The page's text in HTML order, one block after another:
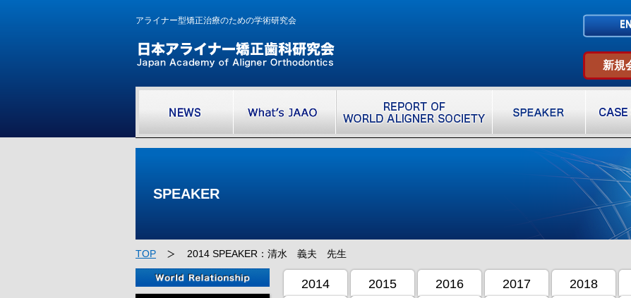
アライナー型矯正治療のための学術研究会
新規
SPEAKER
TOP 2014 SPEAKER：清水 義夫 先生
2014 2015 2016 2017 2018